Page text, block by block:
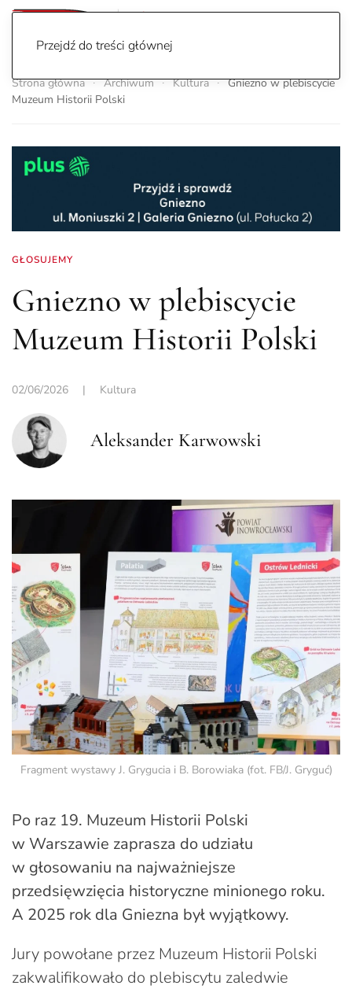
Przejdź do treści głównej
Strona główna Archiwum Kultura
Gniezno w plebiscycie
Muzeum Historii Polski
GŁOSUJEMY
Gniezno w plebiscycie
Muzeum Historii Polski
02/06/2026 | Kultura
Aleksander Karwowski
Fragment wystawy J. Grygucia i B. Borowiaka (fot. FB/J. Gryguć)
Po raz 19. Muzeum Historii Polski
w Warszawie zaprasza do udziału
w głosowaniu na najważniejsze
przedsięwzięcia historyczne minionego roku.
A 2025 rok dla Gniezna był wyjątkowy.
Jury powołane przez Muzeum Historii Polski
zakwalifikowało do plebiscytu zaledwie